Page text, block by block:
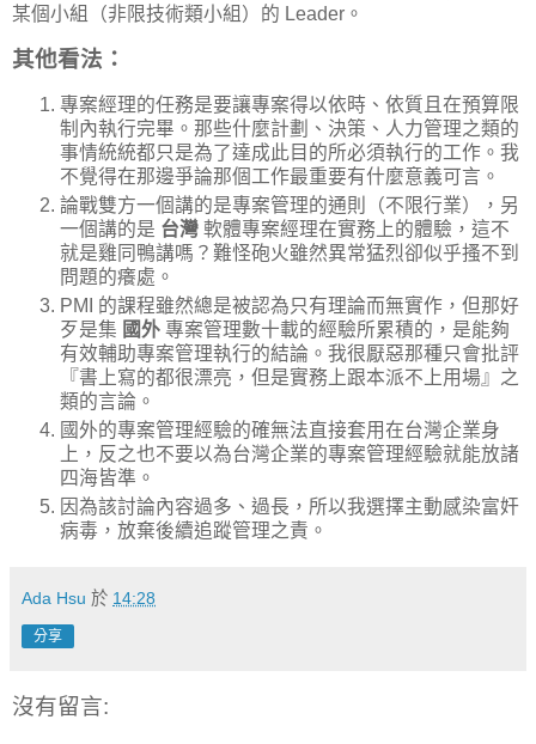
某個小組（非限技術類小組）的 Leader。
其他看法：
專案經理的任務是要讓專案得以依時、依質且在預算限
制內執行完畢。那些什麼計劃、決策、人力管理之類的
事情統統都只是為了達成此目的所必須執行的工作。我
不覺得在那邊爭論那個工作最重要有什麼意義可言。
論戰雙方一個講的是專案管理的通則（不限行業），另
一個講的是 台灣 軟體專案經理在實務上的體驗，這不
就是雞同鴨講嗎？難怪砲火雖然異常猛烈卻似乎搔不到
問題的癢處。
PMI 的課程雖然總是被認為只有理論而無實作，但那好
歹是集 國外 專案管理數十載的經驗所累積的，是能夠
有效輔助專案管理執行的結論。我很厭惡那種只會批評
『書上寫的都很漂亮，但是實務上跟本派不上用場』之
類的言論。
國外的專案管理經驗的確無法直接套用在台灣企業身
上，反之也不要以為台灣企業的專案管理經驗就能放諸
四海皆準。
因為該討論內容過多、過長，所以我選擇主動感染富奸
病毒，放棄後續追蹤管理之責。
Ada Hsu 於 14:28
分享
沒有留言: